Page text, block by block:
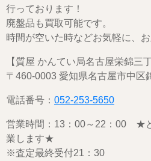
行っております！
廃盤品も買取可能です。
時間が空いた時などお気軽に、お
【質屋 かんてい局名古屋栄錦三
〒460-0003 愛知県名古屋市中区
電話番号： 052-253-5650
営業時間：13：00～22：00 ★
業します★
※査定最終受付21：30